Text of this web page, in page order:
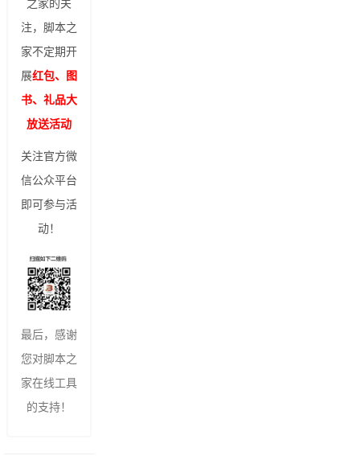
之家的关
注，脚本之
家不定期开
展红包、图
书、礼品大
放送活动
关注官方微
信公众平台
即可参与活
动！
最后，感谢
您对脚本之
家在线工具
的支持！